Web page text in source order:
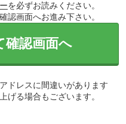
を必ずお読みください。
認画面へお進み下さい。
確認画面へ
ドレスに間違いがあります
げる場合もございます。